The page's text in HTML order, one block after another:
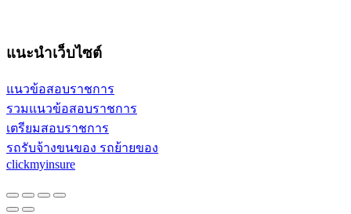
แนะนำเว็บไซต์
แนวข้อสอบราชการ
รวมแนวข้อสอบราชการ
เตรียมสอบราชการ
รถรับจ้างขนของ รถย้ายของ
clickmyinsure